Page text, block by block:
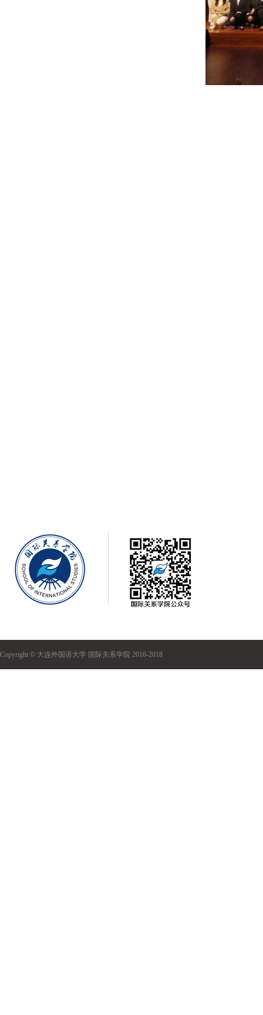
Copyright © 大连外国语大学 国际关系学院 2016-2018